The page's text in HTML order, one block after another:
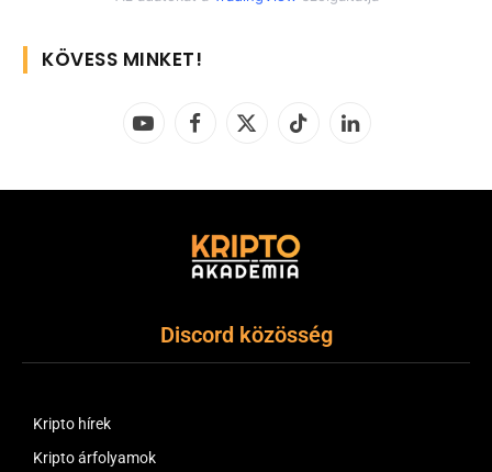
KÖVESS MINKET!
YouTubeFacebook
X
TikTok LinkedIn
Discord közösség
Kripto hírek
Kripto árfolyamok